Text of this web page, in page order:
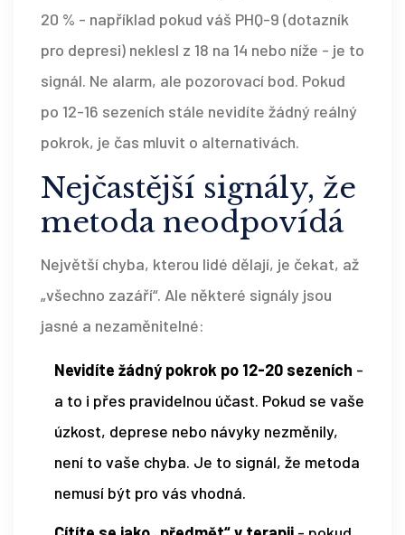
20 % - například pokud váš PHQ-9 (dotazník
pro depresi) neklesl z 18 na 14 nebo níže - je to
signál. Ne alarm, ale pozorovací bod. Pokud
po 12-16 sezeních stále nevidíte žádný reálný
pokrok, je čas mluvit o alternativách.
Nejčastější signály, že
metoda neodpovídá
Největší chyba, kterou lidé dělají, je čekat, až
„všechno zazáří“. Ale některé signály jsou
jasné a nezaměnitelné:
Nevidíte žádný pokrok po 12-20 sezeních -
a to i přes pravidelnou účast. Pokud se vaše
úzkost, deprese nebo návyky nezměnily,
není to vaše chyba. Je to signál, že metoda
nemusí být pro vás vhodná.